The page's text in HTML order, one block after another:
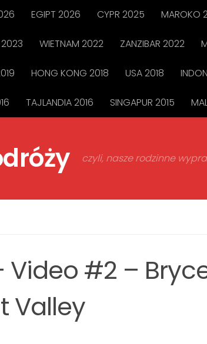
EGIPT 2026 CYPR 2025 MAROKO
2023 WIETNAM 2022 ZANZIBAR 2022
HONG KONG 2018 USA 2018
TAJLANDIA 2016 SINGAPUR 2015
czyli, nasze rodzinne
Video #2 –
Valley